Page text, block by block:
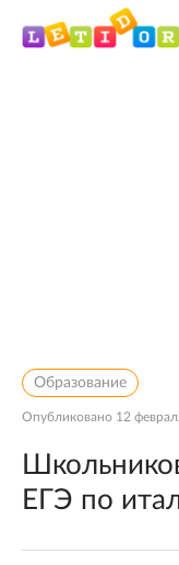
Образование
Опубликовано 12
ЕГЭ по